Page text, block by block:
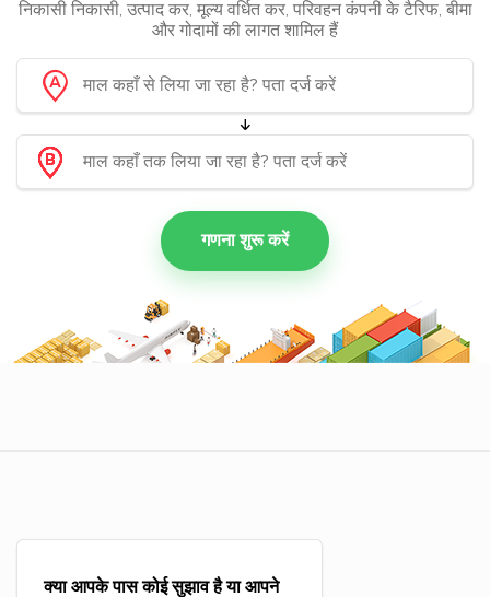
निकासी निकासी, उत्पाद कर, मूल्य वर्धित कर, परिवहन कंपनी के टैरिफ, बीमा
और गोदामों की लागत शामिल हैं
गणना शुरू करें
क्या आपके पास कोई सुझाव है या आपने